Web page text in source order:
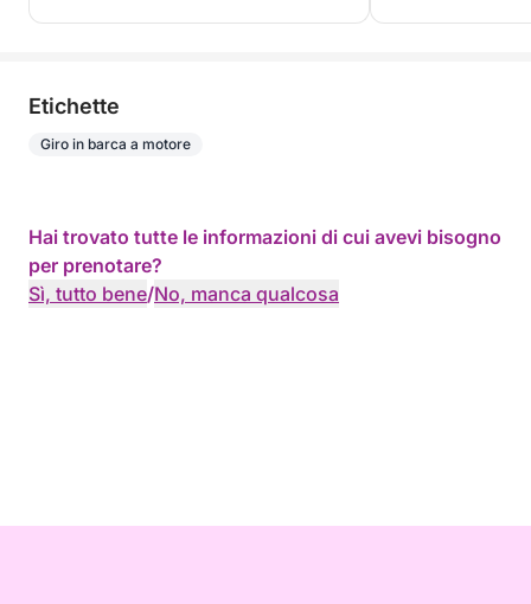
Etichette
Giro in barca a motore
Hai trovato tutte le informazioni di cui avevi bisogno
per prenotare?
Sì, tutto bene/No, manca qualcosa